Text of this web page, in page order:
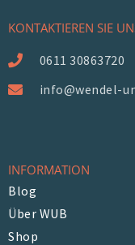
KONTAKTIEREN SIE
0611 30863720
info@wendel-
INFORMATION
Blog
Über WUB
Shop